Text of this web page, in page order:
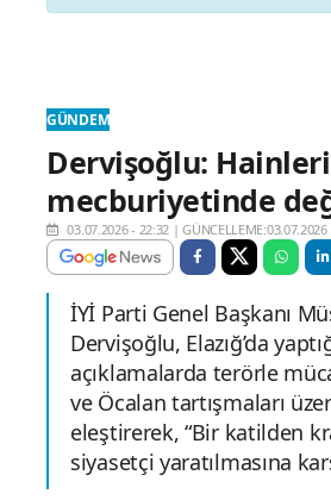
GÜNDEM
Dervişoğlu:
mecburiyetinde
03.07.2026 - 22:32 |
İYİ Parti Genel Başkanı
Dervişoğlu, Elazığ’da
açıklamalarda terörle
ve Öcalan tartışmaları
eleştirerek, “Bir katilden
siyasetçi yaratılmasına